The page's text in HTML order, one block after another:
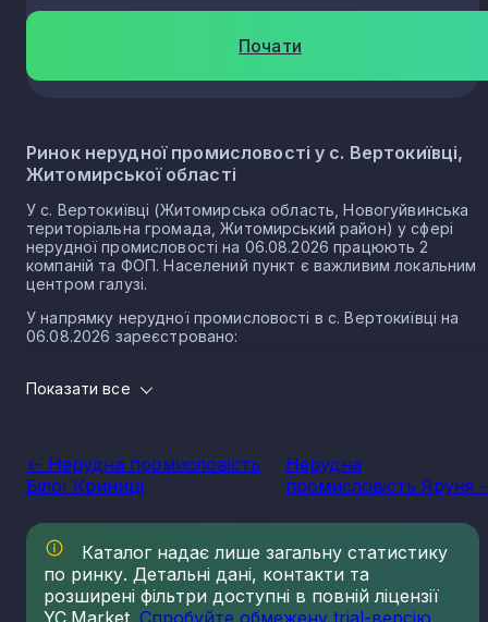
Почати
Ринок нерудної промисловості у с. Вертокиївці,
Житомирської області
У с. Вертокиївці (Житомирська область, Новогуйвинська
територіальна громада, Житомирський район) у сфері
нерудної промисловості на 06.08.2026 працюють 2
компаній та ФОП. Населений пункт є важливим локальним
центром галузі.
У напрямку нерудної промисловості в с. Вертокиївці на
06.08.2026 зареєстровано:
2 ФОП
прямо впливає на утворення національного ВВП.
Варто зазначити, що Україна має низку сприятливих умов
для розвитку сегменту, в тому числі географічне
положення, велику кількість надр, що багаті на різні
копалини нерудного типу. Найбільш масштабним
галузі є будівельні матеріали. Крім того, за рівнем запасів
кухонної солі, каменю облицювального типу, сірки,
каоліну та різних мінеральних вод, Україна займає провідні
Показати все
<- Нерудна промисловість
Білої Криниці
Нерудна
промисловість Яруня
Каталог надає лише загальну статистику
по ринку. Детальні дані, контакти та
розширені фільтри доступні в повній ліцензії
YC.Market. Спробуйте обмежену trial-версію,